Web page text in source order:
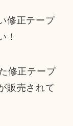
修正テープ
！
修正テープ
販売されて